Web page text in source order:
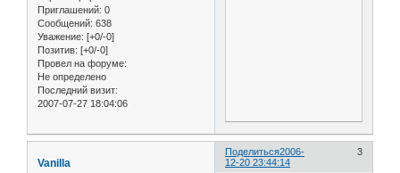
Приглашений: 0
Сообщений: 638
Уважение: [+0/-0]
Позитив: [+0/-0]
Провел на форуме:
Не определено
Последний визит:
2007-07-27 18:04:06
Поделиться 3
2006-
12-20 23:44:14
Vanilla